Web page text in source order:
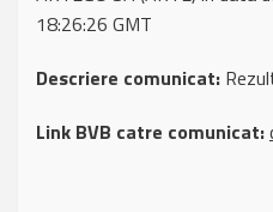
18:26:26 GMT
Descriere comunicat:
Link BVB catre comunicat: